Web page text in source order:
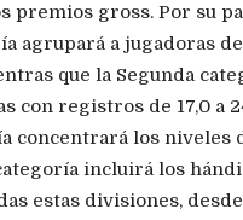
premios gross. Por su
agrupará a jugadoras de
que la Segunda
con registros de 17,0 a
concentrará los niveles
incluirá los
estas divisiones,